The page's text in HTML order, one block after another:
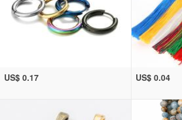
US$ 0.17 US$ 0.04